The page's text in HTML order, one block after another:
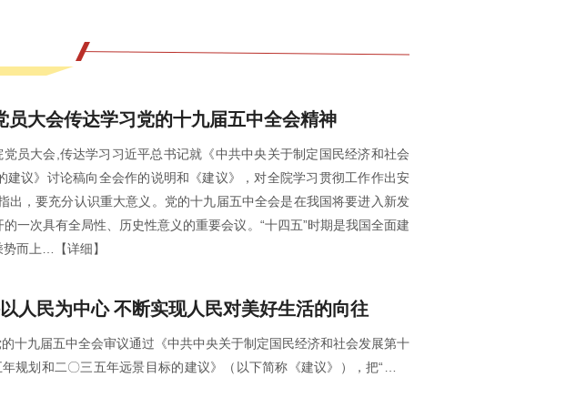
大会传达学习党的十九届五中全会精神
员大会,传达学习习近平总书记就《中共中央关于制定国民经济和社会
议》讨论稿向全会作的说明和《建议》，对全院学习贯彻工作作出安
一次具有全局性、历史性意义的重要会议。“十四五”时期是我国全面建
而上…
【详细】
人民为中心 不断实现人民对美好生活的向往
的十九届五中全会审议通过《中共中央关于制定国民经济和社会发展第十
规划和二〇三五年远景目标的建议》（以下简称《建议》），把“坚持